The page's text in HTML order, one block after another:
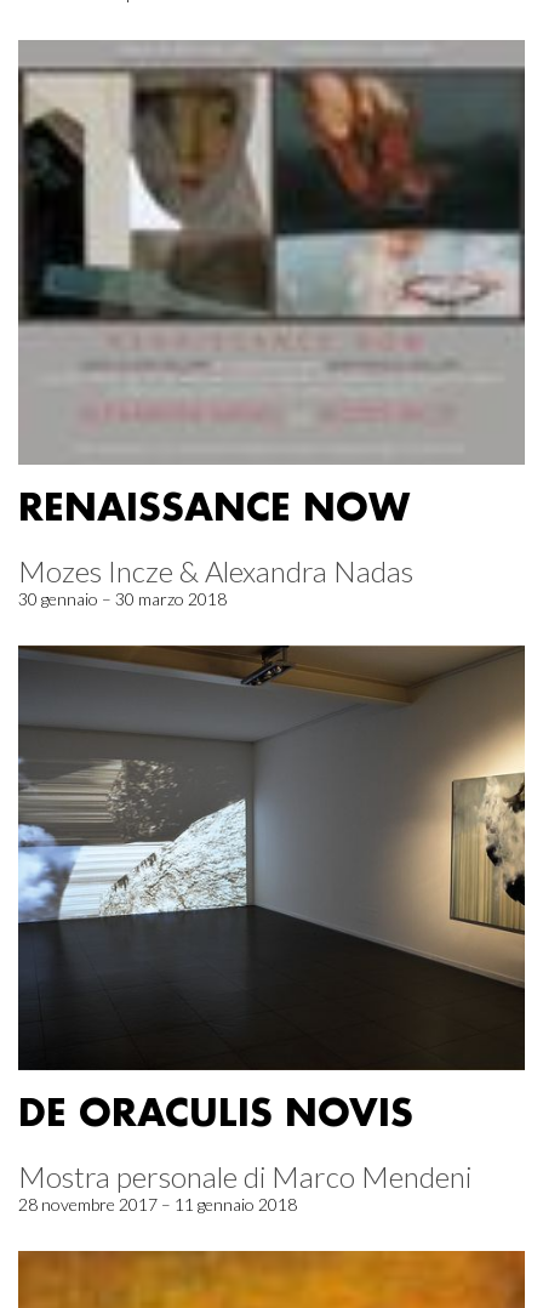
RENAISSANCE NOW
Mozes Incze & Alexandra Nadas
30 gennaio – 30 marzo 2018
DE ORACULIS NOVIS
Mostra personale di Marco Mendeni
28 novembre 2017 – 11 gennaio 2018